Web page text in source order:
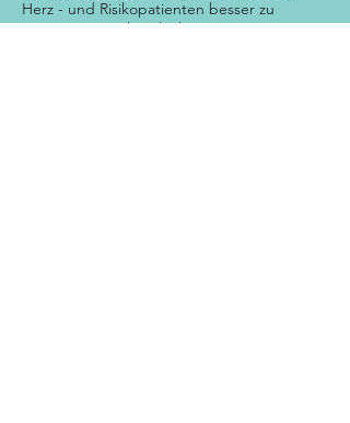
Herz - und Risikopatienten besser zu
vertreten. Durch Teilnahme an unseren